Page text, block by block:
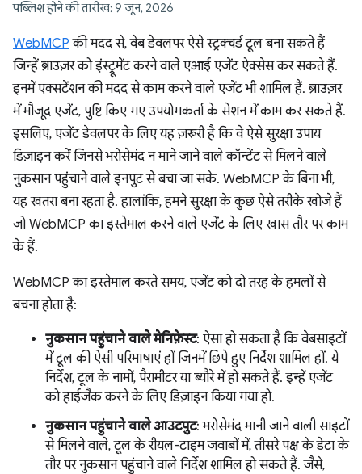
पब्लिश होने की तारीख: 9 जून, 2026
WebMCP की मदद से, वेब डेवलपर ऐसे स्ट्रक्चर्ड टूल बना सकते हैं
जिन्हें ब्राउज़र को इंस्ट्रूमेंट करने वाले एआई एजेंट ऐक्सेस कर सकते हैं.
इनमें एक्सटेंशन की मदद से काम करने वाले एजेंट भी शामिल हैं. ब्राउज़र
में मौजूद एजेंट, पुष्टि किए गए उपयोगकर्ता के सेशन में काम कर सकते हैं.
इसलिए, एजेंट डेवलपर के लिए यह ज़रूरी है कि वे ऐसे सुरक्षा उपाय
डिज़ाइन करें जिनसे भरोसेमंद न माने जाने वाले कॉन्टेंट से मिलने वाले
नुकसान पहुंचाने वाले इनपुट से बचा जा सके. WebMCP के बिना भी,
यह खतरा बना रहता है. हालांकि, हमने सुरक्षा के कुछ ऐसे तरीके खोजे हैं
जो WebMCP का इस्तेमाल करने वाले एजेंट के लिए खास तौर पर काम
के हैं.
WebMCP का इस्तेमाल करते समय, एजेंट को दो तरह के हमलों से
बचना होता है:
नुकसान पहुंचाने वाले मेनिफ़ेस्ट: ऐसा हो सकता है कि वेबसाइटों
में टूल की ऐसी परिभाषाएं हों जिनमें छिपे हुए निर्देश शामिल हों. ये
निर्देश, टूल के नामों, पैरामीटर या ब्यौरे में हो सकते हैं. इन्हें एजेंट
को हाईजैक करने के लिए डिज़ाइन किया गया हो.
नुकसान पहुंचाने वाले आउटपुट: भरोसेमंद मानी जाने वाली साइटों
से मिलने वाले, टूल के रीयल-टाइम जवाबों में, तीसरे पक्ष के डेटा के
तौर पर नुकसान पहुंचाने वाले निर्देश शामिल हो सकते हैं. जैसे,